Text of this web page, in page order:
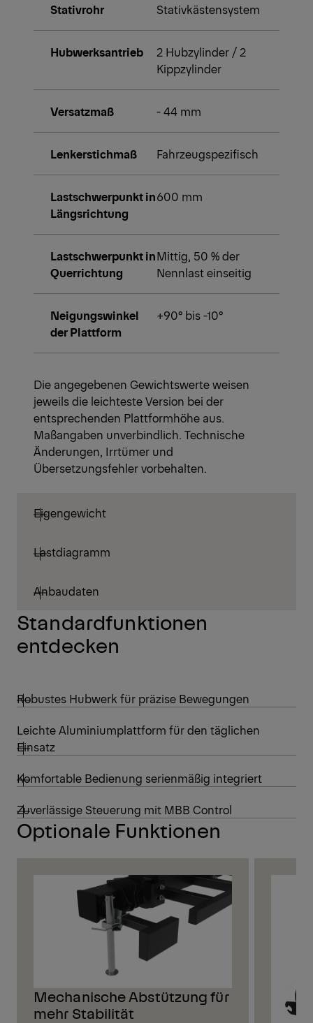
Stativrohr Stativkästensystem
Hubwerksantrieb
2 Hubzylinder / 2
Kippzylinder
Versatzmaß - 44 mm
Lenkerstichmaß Fahrzeugspezifisch
Lastschwerpunkt in
Längsrichtung
600 mm
Lastschwerpunkt in
Querrichtung
Mittig, 50 % der
Nennlast einseitig
Neigungswinkel
der Plattform
+90° bis -10°
Die angegebenen Gewichtswerte weisen
jeweils die leichteste Version bei der
entsprechenden Plattformhöhe aus.
Maßangaben unverbindlich. Technische
Änderungen, Irrtümer und
Übersetzungsfehler vorbehalten.
Eigengewicht
Lastdiagramm
Anbaudaten
Standardfunktionen
entdecken
Robustes Hubwerk für präzise Bewegungen
Leichte Aluminiumplattform für den täglichen
Einsatz
Komfortable Bedienung serienmäßig integriert
Zuverlässige Steuerung mit MBB Control
Optionale Funktionen
Mechanische Abstützung für
mehr Stabilität